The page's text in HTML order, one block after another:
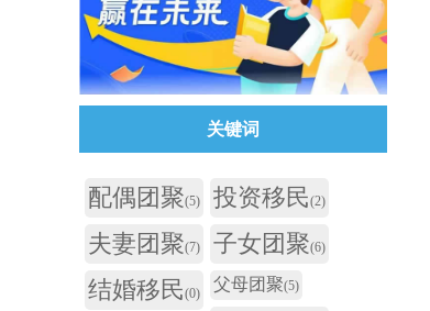
关键词
配偶团聚(5) 投资移民(2)
夫妻团聚(7) 子女团聚(6)
结婚移民(0) 父母团聚(5)